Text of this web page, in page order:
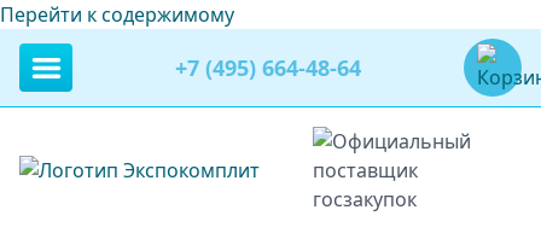
Перейти к содержимому
+7 (495) 664-48-64